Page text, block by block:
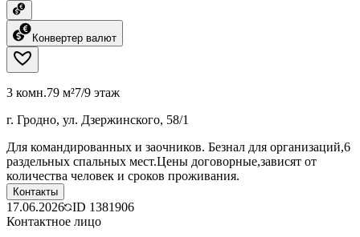
Конвертер валют
3 комн.79 м²7/9 этаж
г. Гродно, ул. Дзержинского, 58/1
Для командированных и заочников. Безнал для организаций,6
раздельных спальных мест.Цены договорные,зависят от
количества человек и сроков проживания.
Контакты
17.06.2026 ID 1381906
Контактное лицо